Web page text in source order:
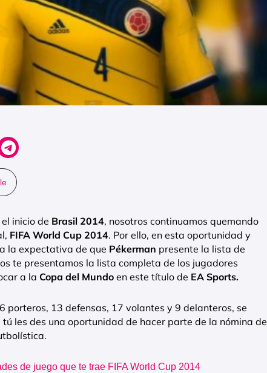
inicio de Brasil 2014, nosotros continuamos quemando
FIFA World Cup 2014. Por ello, en esta oportunidad y
la expectativa de que Pékerman presente la lista de
te presentamos la lista completa de los jugadores
a la Copa del Mundo en este título de EA Sports.
porteros, 13 defensas, 17 volantes y 9 delanteros, se
les des una oportunidad de hacer parte de la nómina de
de juego que te trae FIFA World Cup 2014